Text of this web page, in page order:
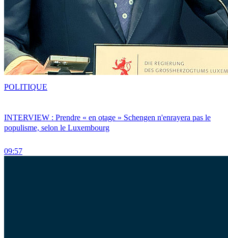
INTERVIEW : Prendre « en otage » Schengen n'enrayera pas le
populisme, selon le Luxembourg
09:57
POLITIQUE